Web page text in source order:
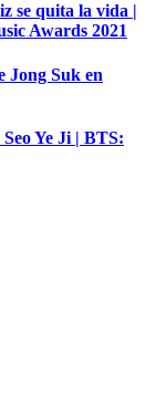
se quita la vida |
Awards 2021
Jong Suk en
Ye Ji | BTS: